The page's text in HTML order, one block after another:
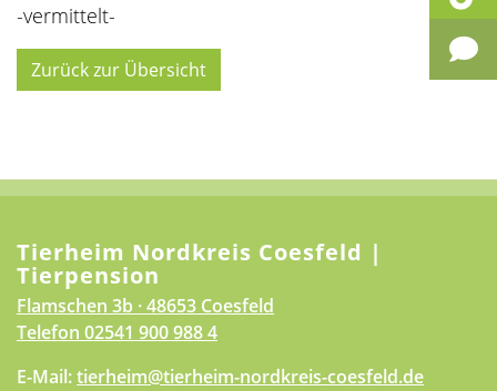
-vermittelt-
Zurück zur Übersicht
Tierheim Nordkreis Coesfeld |
Tierpension
Flamschen 3b · 48653 Coesfeld
Telefon 02541 900 988 4
E-Mail:tierheim@tierheim-nordkreis-coesfeld.de